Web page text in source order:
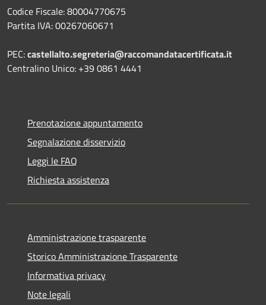
Codice Fiscale: 80004770675
Partita IVA: 00267060671
PEC:castellalto.segreteria@raccomandatacertificata.it
Centralino Unico: +39 0861 4441
Prenotazione appuntamento
Segnalazione disservizio
Leggi le FAQ
Richiesta assistenza
Amministrazione trasparente
Storico Amministrazione Trasparente
Informativa privacy
Note legali